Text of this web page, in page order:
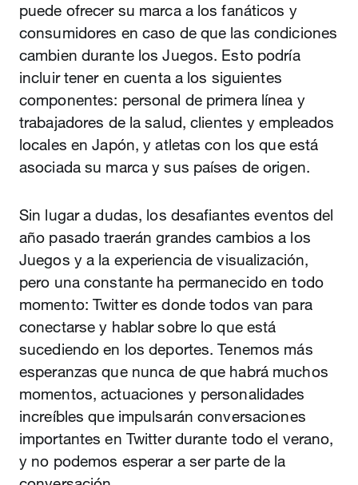
puede ofrecer su marca a los fanáticos y
consumidores en caso de que las condiciones
cambien durante los Juegos. Esto podría
incluir tener en cuenta a los siguientes
componentes: personal de primera línea y
trabajadores de la salud, clientes y empleados
locales en Japón, y atletas con los que está
asociada su marca y sus países de origen.
Sin lugar a dudas, los desafiantes eventos del
año pasado traerán grandes cambios a los
Juegos y a la experiencia de visualización,
pero una constante ha permanecido en todo
momento: Twitter es donde todos van para
conectarse y hablar sobre lo que está
sucediendo en los deportes. Tenemos más
esperanzas que nunca de que habrá muchos
momentos, actuaciones y personalidades
increíbles que impulsarán conversaciones
importantes en Twitter durante todo el verano,
y no podemos esperar a ser parte de la